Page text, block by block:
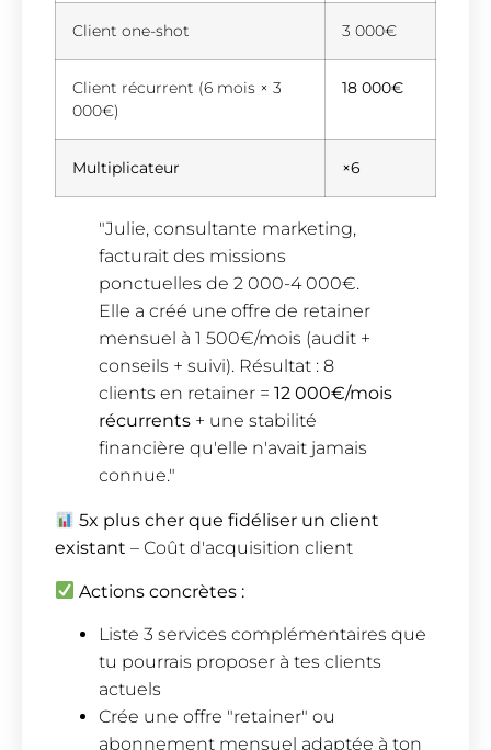
Client one-shot 3 000€
Client récurrent (6 mois × 3
000€)
18 000€
Multiplicateur ×6
"Julie, consultante marketing,
facturait des missions
ponctuelles de 2 000-4 000€.
Elle a créé une offre de retainer
mensuel à 1 500€/mois (audit +
conseils + suivi). Résultat : 8
clients en retainer = 12 000€/mois
récurrents + une stabilité
financière qu'elle n'avait jamais
connue."
5x plus cher que fidéliser un client
existant – Coût d'acquisition client
Actions concrètes :
Liste 3 services complémentaires que
tu pourrais proposer à tes clients
actuels
Crée une offre "retainer" ou
abonnement mensuel adaptée à ton